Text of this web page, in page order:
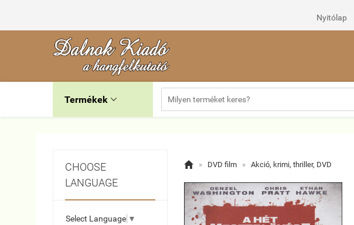
Nyitólap
Termékek 
CHOOSE
LANGUAGE
Select Language ▼
 » DVD film » Akció, krimi, thriller, DVD